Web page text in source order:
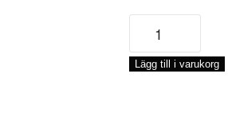
SEGELNÅL
14
mängd
Lägg till i varukorg